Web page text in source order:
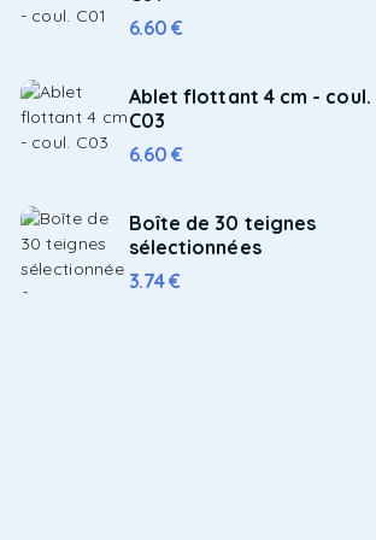
6.60€
Ablet flottant 4 cm - coul.
C03
6.60€
Boîte de 30 teignes
sélectionnées
3.74€